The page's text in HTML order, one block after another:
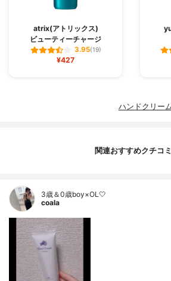
atrix(アトリックス)
ビューティーチャージ
3.95(19)
¥427
ハンドクリー
関連おすすめクチコミ
3歳＆0歳boy×OL🤍
coala